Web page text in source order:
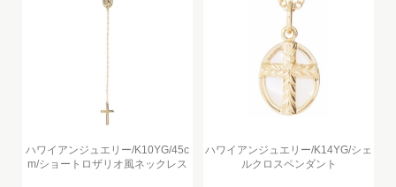
ハワイアンジュエリー/K10YG/45c
m/ショートロザリオ風ネックレス
ハワイアンジュエリー/K14YG/シェ
ルクロスペンダント